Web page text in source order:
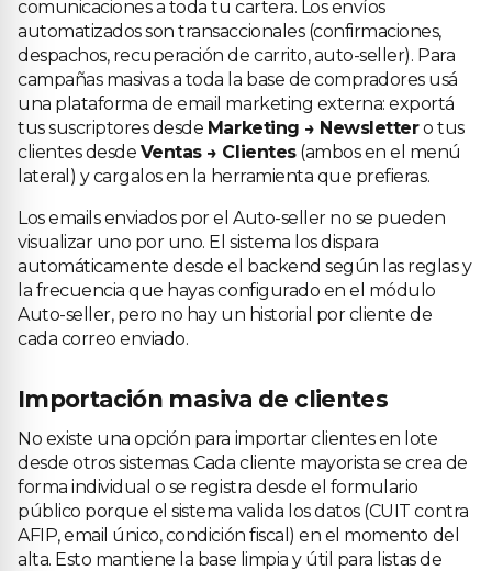
comunicaciones a toda tu cartera. Los envíos
automatizados son transaccionales (confirmaciones,
despachos, recuperación de carrito, auto-seller). Para
campañas masivas a toda la base de compradores usá
una plataforma de email marketing externa: exportá
tus suscriptores desde Marketing → Newslettero tus
clientes desde Ventas → Clientes(ambos en el menú
lateral) y cargalos en la herramienta que prefieras.
Los emails enviados por el Auto-seller no se pueden
visualizar uno por uno. El sistema los dispara
automáticamente desde el backend según las reglas y
la frecuencia que hayas configurado en el módulo
Auto-seller, pero no hay un historial por cliente de
cada correo enviado.
Importación masiva de clientes
No existe una opción para importar clientes en lote
desde otros sistemas. Cada cliente mayorista se crea de
forma individual o se registra desde el formulario
público porque el sistema valida los datos (CUIT contra
AFIP, email único, condición fiscal) en el momento del
alta. Esto mantiene la base limpia y útil para listas de